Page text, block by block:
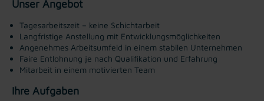
Unser Angebot
Tagesarbeitszeit – keine Schichtarbeit
Langfristige Anstellung mit Entwicklungsmöglichkeiten
Angenehmes Arbeitsumfeld in einem stabilen Unternehmen
Faire Entlohnung je nach Qualifikation und Erfahrung
Mitarbeit in einem motivierten Team
Ihre Aufgaben